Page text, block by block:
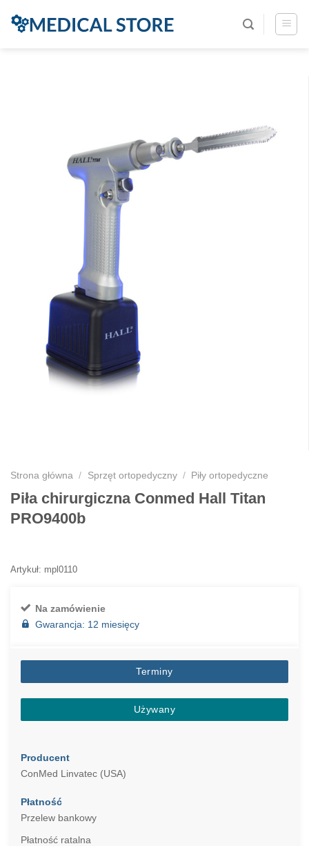
Strona główna / Sprzęt ortopedyczny / Piły ortopedyczne
Piła chirurgiczna Conmed Hall Titan
PRO9400b
Artykuł: mpl0110
Na zamówienie
Gwarancja: 12 miesięcy
Terminy
Używany
Producent
ConMed Linvatec (USA)
Płatność
Przelew bankowy
Płatność ratalna